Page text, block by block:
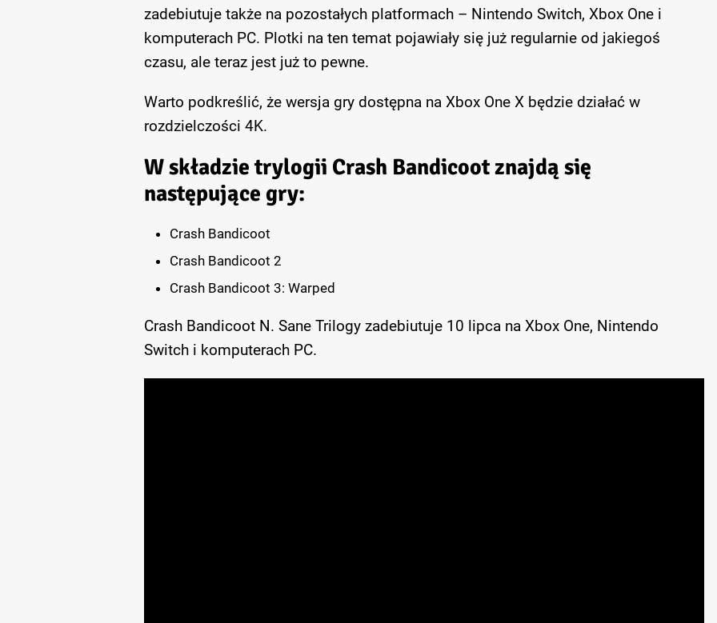
zadebiutuje także na pozostałych platformach – Nintendo Switch, Xbox One i
komputerach PC. Plotki na ten temat pojawiały się już regularnie od jakiegoś
czasu, ale teraz jest już to pewne.
Warto podkreślić, że wersja gry dostępna na Xbox One X będzie działać w
rozdzielczości 4K.
W składzie trylogii Crash Bandicoot znajdą się
następujące gry:
Crash Bandicoot
Crash Bandicoot 2
Crash Bandicoot 3: Warped
Crash Bandicoot N. Sane Trilogy zadebiutuje 10 lipca na Xbox One, Nintendo
Switch i komputerach PC.